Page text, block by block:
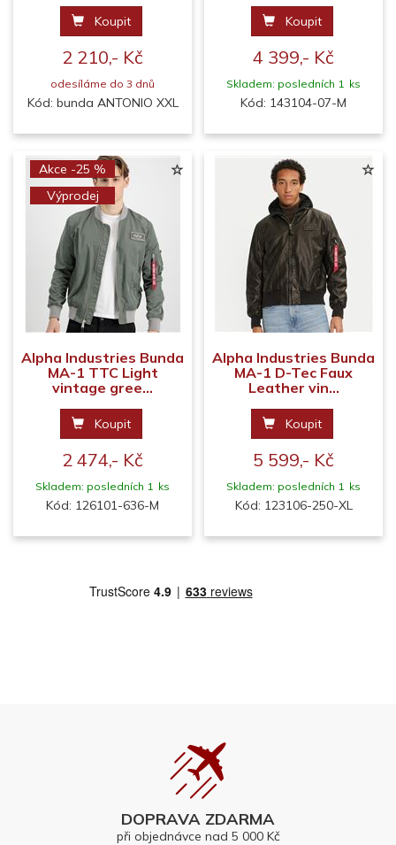
Koupit
2 210,- Kč
odesíláme do 3 dnů
Kód: bunda ANTONIO XXL
Koupit
4 399,- Kč
Skladem: posledních 1 ks
Kód: 143104-07-M
Akce -25 %
Výprodej
Alpha Industries Bunda
MA-1 TTC Light
vintage gree...
Koupit
2 474,- Kč
Skladem: posledních 1 ks
Kód: 126101-636-M
Alpha Industries Bunda
MA-1 D-Tec Faux
Leather vin...
Koupit
5 599,- Kč
Skladem: posledních 1 ks
Kód: 123106-250-XL
DOPRAVA ZDARMA
při objednávce nad 5 000 Kč